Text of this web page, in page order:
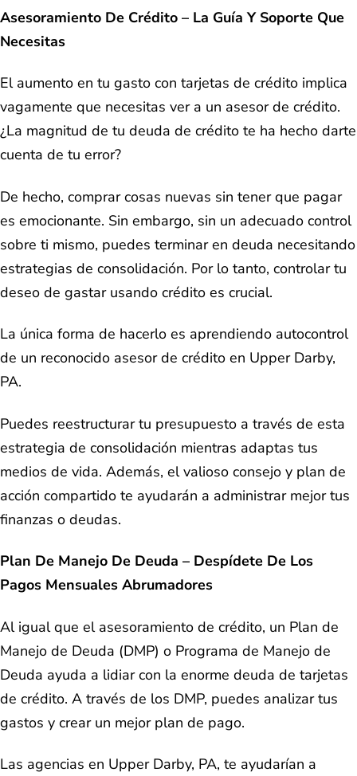
Asesoramiento De Crédito – La Guía Y Soporte Que
Necesitas
El aumento en tu gasto con tarjetas de crédito implica
vagamente que necesitas ver a un asesor de crédito.
¿La magnitud de tu deuda de crédito te ha hecho darte
cuenta de tu error?
De hecho, comprar cosas nuevas sin tener que pagar
es emocionante. Sin embargo, sin un adecuado control
sobre ti mismo, puedes terminar en deuda necesitando
estrategias de consolidación. Por lo tanto, controlar tu
deseo de gastar usando crédito es crucial.
La única forma de hacerlo es aprendiendo autocontrol
de un reconocido asesor de crédito en Upper Darby,
PA.
Puedes reestructurar tu presupuesto a través de esta
estrategia de consolidación mientras adaptas tus
medios de vida. Además, el valioso consejo y plan de
acción compartido te ayudarán a administrar mejor tus
finanzas o deudas.
Plan De Manejo De Deuda – Despídete De Los
Pagos Mensuales Abrumadores
Al igual que el asesoramiento de crédito, un Plan de
Manejo de Deuda (DMP) o Programa de Manejo de
Deuda ayuda a lidiar con la enorme deuda de tarjetas
de crédito. A través de los DMP, puedes analizar tus
gastos y crear un mejor plan de pago.
Las agencias en Upper Darby, PA, te ayudarían a